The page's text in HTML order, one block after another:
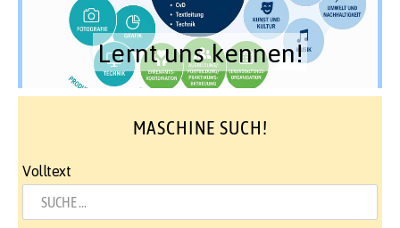
Lernt uns kennen!
MASCHINE SUCH!
Volltext